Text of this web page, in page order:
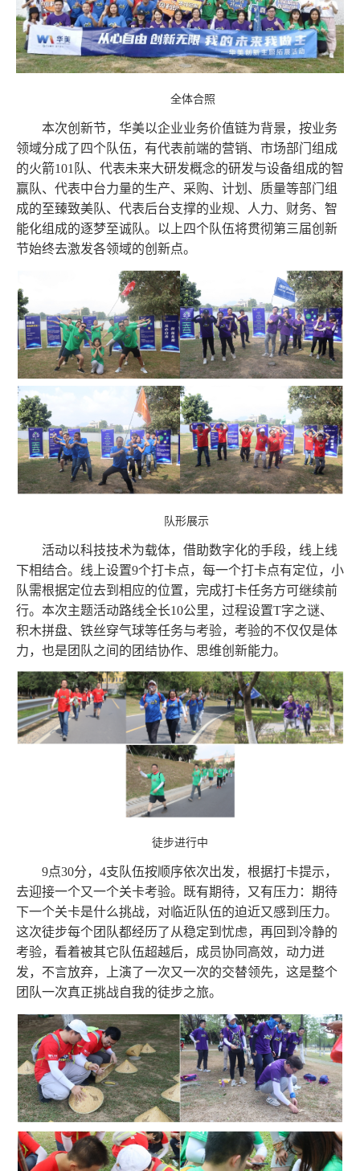
全体合照
本次创新节，华美以企业业务价值链为背景，按业务
领域分成了四个队伍，有代表前端的营销、市场部门组成
的火箭101队、代表未来大研发概念的研发与设备组成的智
赢队、代表中台力量的生产、采购、计划、质量等部门组
成的至臻致美队、代表后台支撑的业规、人力、财务、智
能化组成的逐梦至诚队。以上四个队伍将贯彻第三届创新
节始终去激发各领域的创新点。
队形展示
活动以科技技术为载体，借助数字化的手段，线上线
下相结合。线上设置9个打卡点，每一个打卡点有定位，小
队需根据定位去到相应的位置，完成打卡任务方可继续前
行。本次主题活动路线全长10公里，过程设置T字之谜、
积木拼盘、铁丝穿气球等任务与考验，考验的不仅仅是体
力，也是团队之间的团结协作、思维创新能力。
徒步进行中
9点30分，4支队伍按顺序依次出发，根据打卡提示，
去迎接一个又一个关卡考验。既有期待，又有压力：期待
下一个关卡是什么挑战，对临近队伍的迫近又感到压力。
这次徒步每个团队都经历了从稳定到忧虑，再回到冷静的
考验，看着被其它队伍超越后，成员协同高效，动力迸
发，不言放弃，上演了一次又一次的交替领先，这是整个
团队一次真正挑战自我的徒步之旅。